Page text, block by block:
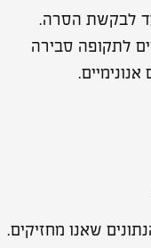
לבקשת הסרה.
לתקופה סבירה
שאנו מחזיקים.